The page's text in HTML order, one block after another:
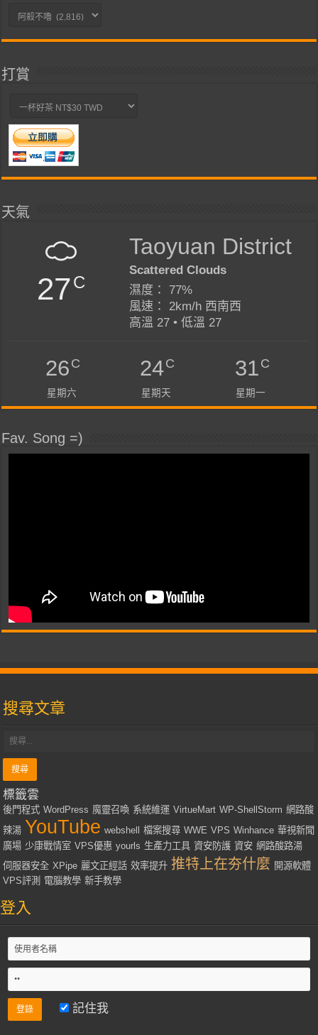
分
打賞
天氣
27C
Taoyuan District
Scattered Clouds
濕度： 77%
風速： 2km/h 西南西
高溫 27 • 低溫 27
26C
星期六
24C
星期天
31C
星期一
Fav. Song =)
搜尋文章
標籤雲
後門程式 WordPress 魔靈召喚 系統維運 VirtueMart WP-ShellStorm 網路酸
辣湯 YouTube webshell 檔案搜尋 WWE VPS Winhance 華視新聞
廣場 少康戰情室 VPS優惠 yourls 生產力工具 資安防護 資安 網路酸路湯
伺服器安全 XPipe 麗文正經話 效率提升 推特上在夯什麼 開源軟體
VPS評測 電腦教學 新手教學
登入
記住我